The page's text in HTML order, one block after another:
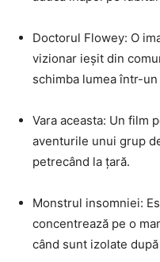
Doctorul Flowey: O
vizionar ieșit din
schimba lumea într-
Vara aceasta: Un film
aventurile unui grup
petrecând la țară.
Monstrul insomniei:
concentrează pe o
când sunt izolate